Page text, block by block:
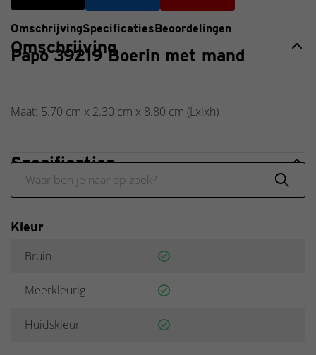
OmschrijvingSpecificatiesBeoordelingen
Omschrijving
Papo 39219 Boerin met mand
Maat: 5.70 cm x 2.30 cm x 8.80 cm (Lxlxh)
Specificaties
Kleur
Bruin
Meerkleurig
Huidskleur